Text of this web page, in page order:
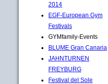
2014
EGF-European Gym
Festivals
GYMfamily-Events
BLUME Gran Canaria
JAHNTURNEN
FREYBURG
Festival del Sole